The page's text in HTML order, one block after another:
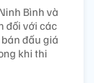
Bình và
đối với các
đấu giá
khi thi